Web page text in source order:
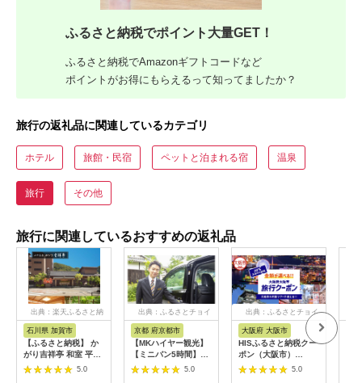
ふるさと納税でポイント大量GET！
ふるさと納税でAmazonギフトコードなど
ポイントがお得にもらえるって知ってましたか？
旅行の返礼品に関連しているカテゴリ
ホテル 旅館・民宿 ペットと泊まれる宿 温泉
旅行 その他
旅行に関連しているおすすめの返礼品
出典：楽天ふるさと納
石川県 加賀市
【ふるさと納税】 か
がり吉祥亭 和室 平日
限定 ペア宿泊券 1泊2
5.0
出典：ふるさとチョイ
京都 府京都市
【MKハイヤー観光】
【ミニバン5時間】ド
ライバーとめぐるとっ
5.0
出典：ふるさとチョイ
大阪府 大阪市
HISふるさと納税クー
ポン（大阪市）
30,000円分_OS039-
5.0